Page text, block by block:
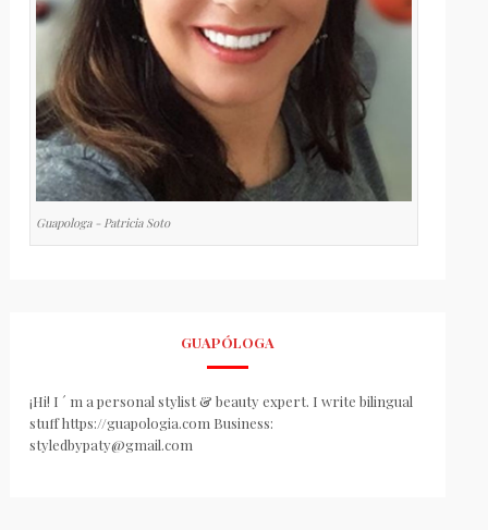
Guapologa - Patricia Soto
GUAPÓLOGA
¡Hi! I ´ m a personal stylist & beauty expert. I write bilingual
stuff https://guapologia.com Business:
styledbypaty@gmail.com